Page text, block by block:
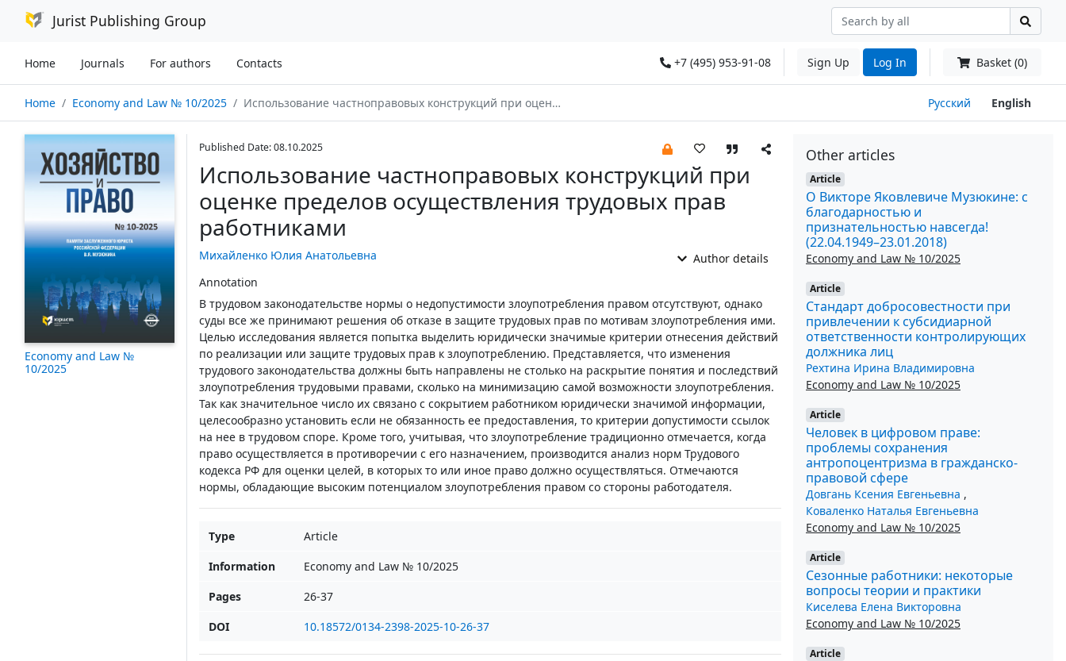
Jurist Publishing Group
Home Journals For authors Contacts +7 (495) 953-91-08 Sign Up Log In Basket (0)
Home Economy and Law № 10/2025 Использование частноправовых конструкций при оценке пределов осуществления трудовых прав работниками Русский English
Economy and Law №
10/2025
Published Date: 08.10.2025
Использование частноправовых конструкций при
оценке пределов осуществления трудовых прав
работниками
Михайленко Юлия Анатольевна
Author details
Annotation
В трудовом законодательстве нормы о недопустимости злоупотребления правом отсутствуют, однако
суды все же принимают решения об отказе в защите трудовых прав по мотивам злоупотребления ими.
Целью исследования является попытка выделить юридически значимые критерии отнесения действий
по реализации или защите трудовых прав к злоупотреблению. Представляется, что изменения
трудового законодательства должны быть направлены не столько на раскрытие понятия и последствий
злоупотребления трудовыми правами, сколько на минимизацию самой возможности злоупотребления.
Так как значительное число их связано с сокрытием работником юридически значимой информации,
целесообразно установить если не обязанность ее предоставления, то критерии допустимости ссылок
на нее в трудовом споре. Кроме того, учитывая, что злоупотребление традиционно отмечается, когда
право осуществляется в противоречии с его назначением, производится анализ норм Трудового
кодекса РФ для оценки целей, в которых то или иное право должно осуществляться. Отмечаются
нормы, обладающие высоким потенциалом злоупотребления правом со стороны работодателя.
Type
Article
Information
Economy and Law № 10/2025
Pages
26-37
DOI
10.18572/0134-2398-2025-10-26-37
Other articles
Article
О Викторе Яковлевиче Музюкине: с
благодарностью и
признательностью навсегда!
(22.04.1949–23.01.2018)
Economy and Law № 10/2025
Article
Стандарт добросовестности при
привлечении к субсидиарной
ответственности контролирующих
должника лиц
Рехтина Ирина Владимировна
Economy and Law № 10/2025
Article
Человек в цифровом праве:
проблемы сохранения
антропоцентризма в гражданско-
правовой сфере
Довгань Ксения Евгеньевна ,
Коваленко Наталья Евгеньевна
Economy and Law № 10/2025
Article
Сезонные работники: некоторые
вопросы теории и практики
Киселева Елена Викторовна
Economy and Law № 10/2025
Article